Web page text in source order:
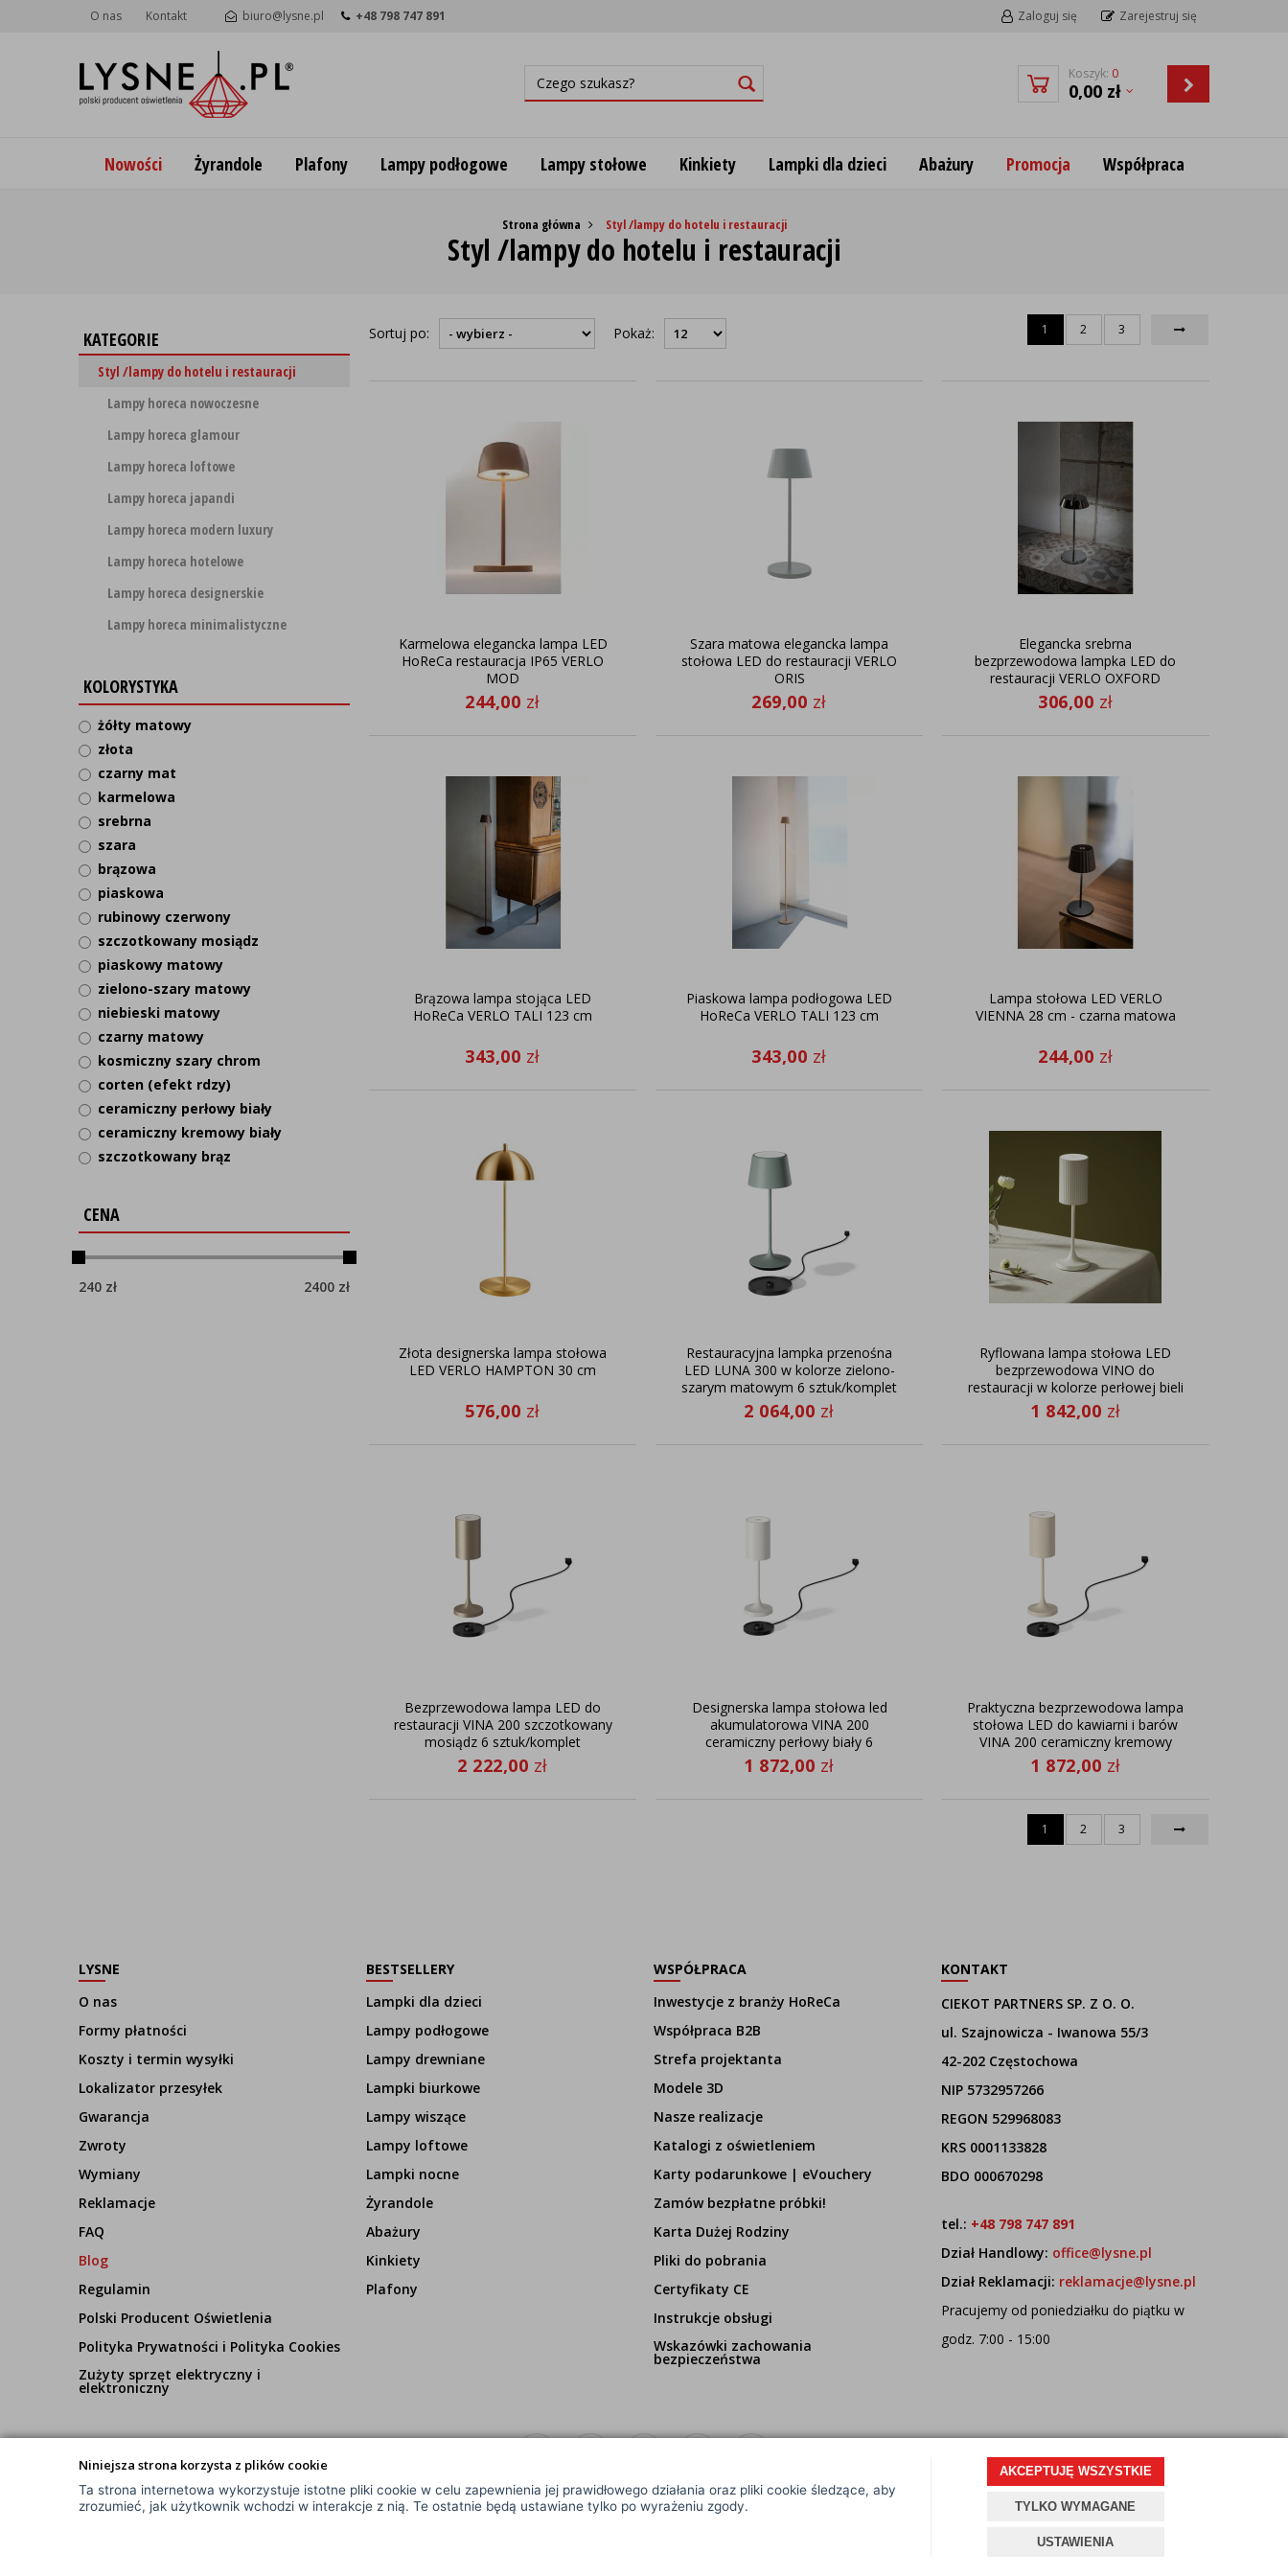
Niniejsza strona korzysta z plików cookie
Ta strona internetowa wykorzystuje istotne pliki cookie w celu zapewnienia jej prawidłowego działania oraz pliki cookie śledzące, aby
zrozumieć, jak użytkownik wchodzi w interakcje z nią. Te ostatnie będą ustawiane tylko po wyrażeniu zgody.
AKCEPTUJĘ WSZYSTKIE
TYLKO WYMAGANE
USTAWIENIA
O nas Kontakt biuro@lysne.pl +48 798 747 891 Zaloguj się Zarejestruj się
Koszyk: 0
0,00 zł
Nowości Żyrandole Plafony Lampy podłogowe Lampy stołowe Kinkiety Lampki dla dzieci Abażury Promocja Współpraca
Strona główna Styl /lampy do hotelu i restauracji
Styl /lampy do hotelu i restauracji
KATEGORIE
Styl /lampy do hotelu i restauracji
Lampy horeca nowoczesne
Lampy horeca glamour
Lampy horeca loftowe
Lampy horeca japandi
Lampy horeca modern luxury
Lampy horeca hotelowe
Lampy horeca designerskie
Lampy horeca minimalistyczne
KOLORYSTYKA
żółty matowy
złota
czarny mat
karmelowa
srebrna
szara
brązowa
piaskowa
rubinowy czerwony
szczotkowany mosiądz
piaskowy matowy
zielono-szary matowy
niebieski matowy
czarny matowy
kosmiczny szary chrom
corten (efekt rdzy)
ceramiczny perłowy biały
ceramiczny kremowy biały
szczotkowany brąz
CENA
240 zł 2400 zł
Sortuj po: Pokaż: 1 2 3
Karmelowa elegancka lampa LED
HoReCa restauracja IP65 VERLO
MOD
244,00 zł
Szara matowa elegancka lampa
stołowa LED do restauracji VERLO
ORIS
269,00 zł
Elegancka srebrna
bezprzewodowa lampka LED do
restauracji VERLO OXFORD
306,00 zł
Brązowa lampa stojąca LED
HoReCa VERLO TALI 123 cm
343,00 zł
Piaskowa lampa podłogowa LED
HoReCa VERLO TALI 123 cm
343,00 zł
Lampa stołowa LED VERLO
VIENNA 28 cm - czarna matowa
244,00 zł
Złota designerska lampa stołowa
LED VERLO HAMPTON 30 cm
576,00 zł
Restauracyjna lampka przenośna
LED LUNA 300 w kolorze zielono-
szarym matowym 6 sztuk/komplet
2 064,00 zł
Ryflowana lampa stołowa LED
bezprzewodowa VINO do
restauracji w kolorze perłowej bieli
6 sztuk/komplet
1 842,00 zł
Bezprzewodowa lampa LED do
restauracji VINA 200 szczotkowany
mosiądz 6 sztuk/komplet
2 222,00 zł
Designerska lampa stołowa led
akumulatorowa VINA 200
ceramiczny perłowy biały 6
sztuk/komplet
1 872,00 zł
Praktyczna bezprzewodowa lampa
stołowa LED do kawiarni i barów
VINA 200 ceramiczny kremowy
biały 6 sztuk/komplet
1 872,00 zł
1 2 3
LYSNE
O nas
Formy płatności
Koszty i termin wysyłki
Lokalizator przesyłek
Gwarancja
Zwroty
Wymiany
Reklamacje
FAQ
Blog
Regulamin
Polski Producent Oświetlenia
Polityka Prywatności i Polityka Cookies
Zużyty sprzęt elektryczny i
elektroniczny
BESTSELLERY
Lampki dla dzieci
Lampy podłogowe
Lampy drewniane
Lampki biurkowe
Lampy wiszące
Lampy loftowe
Lampki nocne
Żyrandole
Abażury
Kinkiety
Plafony
WSPÓŁPRACA
Inwestycje z branży HoReCa
Współpraca B2B
Strefa projektanta
Modele 3D
Nasze realizacje
Katalogi z oświetleniem
Karty podarunkowe | eVouchery
Zamów bezpłatne próbki!
Karta Dużej Rodziny
Pliki do pobrania
Certyfikaty CE
Instrukcje obsługi
Wskazówki zachowania
bezpieczeństwa
KONTAKT
CIEKOT PARTNERS SP. Z O. O.
ul. Szajnowicza - Iwanowa 55/3
42-202 Częstochowa
NIP 5732957266
REGON 529968083
KRS 0001133828
BDO 000670298
tel.: +48 798 747 891
Dział Handlowy: office@lysne.pl
Dział Reklamacji: reklamacje@lysne.pl
Pracujemy od poniedziałku do piątku w
godz. 7:00 - 15:00
© Wszelkie Prawa Zastrzeżone